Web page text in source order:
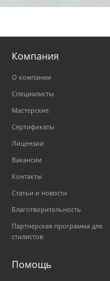
Компания
О компании
Специалисты
Мастерские
Сертификаты
Лицензии
Вакансии
Контакты
Статьи и новости
Благотворительность
Партнерская программа для
стилистов
Помощь